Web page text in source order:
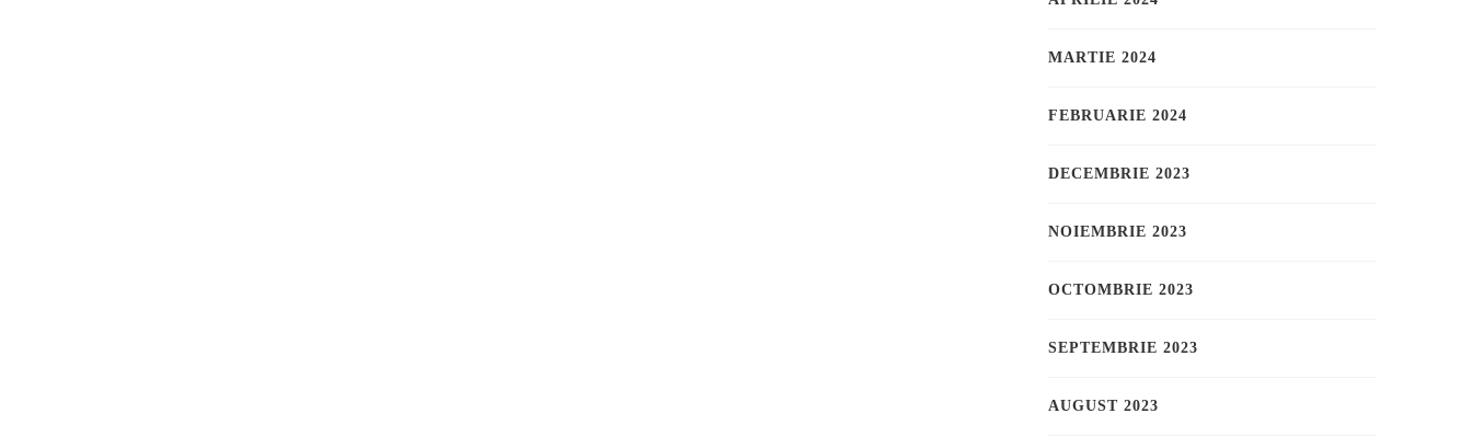
MARTIE 2024
FEBRUARIE 2024
DECEMBRIE 2023
NOIEMBRIE 2023
OCTOMBRIE 2023
SEPTEMBRIE 2023
AUGUST 2023